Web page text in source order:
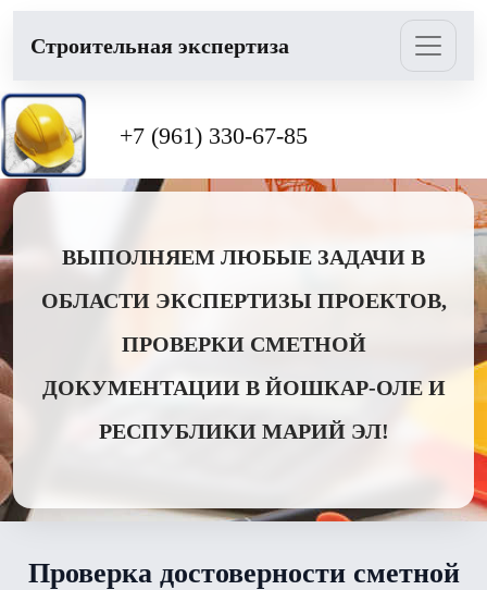
Cтроительная экспертиза
+7 (961) 330-67-85
ВЫПОЛНЯЕМ ЛЮБЫЕ ЗАДАЧИ В
ОБЛАСТИ ЭКСПЕРТИЗЫ ПРОЕКТОВ,
ПРОВЕРКИ СМЕТНОЙ
ДОКУМЕНТАЦИИ В ЙОШКАР-ОЛЕ И
РЕСПУБЛИКИ МАРИЙ ЭЛ!
Проверка достоверности сметной